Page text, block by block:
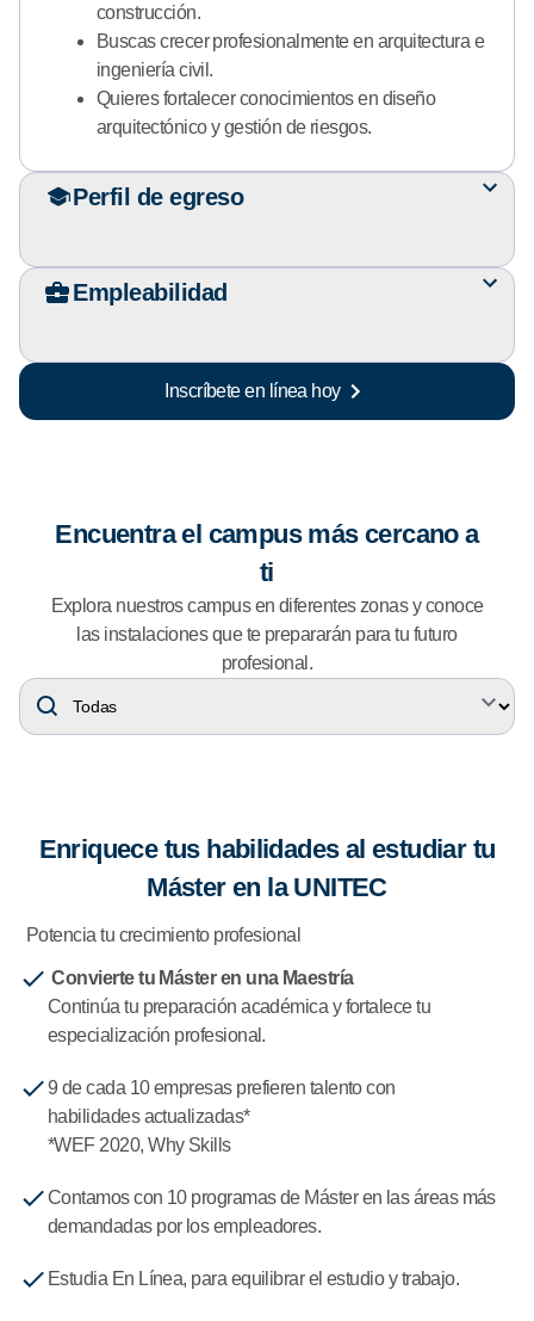
construcción.
Buscas crecer profesionalmente en arquitectura e
ingeniería civil.
Quieres fortalecer conocimientos en diseño
arquitectónico y gestión de riesgos.
Perfil de egreso
Empleabilidad
Inscríbete en línea hoy
Encuentra el campus más cercano a
ti
Explora nuestros campus en diferentes zonas y conoce
las instalaciones que te prepararán para tu futuro
profesional.
Enriquece tus habilidades al estudiar tu
Máster en la UNITEC
Potencia tu crecimiento profesional
Convierte tu Máster en una Maestría
Continúa tu preparación académica y fortalece tu
especialización profesional.
9 de cada 10 empresas prefieren talento con
habilidades actualizadas*
*WEF 2020, Why Skills
Contamos con 10 programas de Máster en las áreas más
demandadas por los empleadores.
Estudia En Línea, para equilibrar el estudio y trabajo.